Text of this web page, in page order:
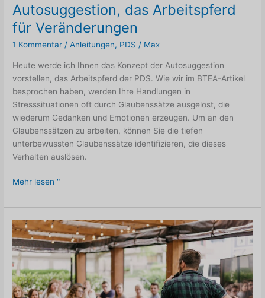
Autosuggestion, das Arbeitspferd
für Veränderungen
1 Kommentar /Anleitungen, PDS / Max
Heute werde ich Ihnen das Konzept der Autosuggestion
vorstellen, das Arbeitspferd der PDS. Wie wir im BTEA-Artikel
besprochen haben, werden Ihre Handlungen in
Stresssituationen oft durch Glaubenssätze ausgelöst, die
wiederum Gedanken und Emotionen erzeugen. Um an den
Glaubenssätzen zu arbeiten, können Sie die tiefen
unterbewussten Glaubenssätze identifizieren, die dieses
Verhalten auslösen.
Autosuggestion,
Arbeitspferd
für
Veränderungen
Mehr lesen "